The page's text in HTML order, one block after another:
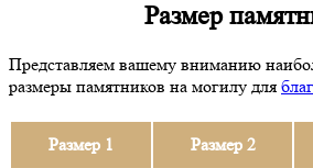
Размер
Представляем вашему вниманию
размеры памятников на могилу для
Размер 1 Размер 2